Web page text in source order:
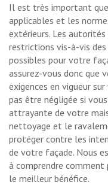
Il est très important
applicables et les
extérieurs. Les
restrictions vis-à-vis
possibles pour votre
assurez-vous donc que
exigences en vigueur
pas être négligée si
attrayante de votre
nettoyage et le
protéger contre les
de votre façade. Nous
à comprendre
le meilleur bénéfice.